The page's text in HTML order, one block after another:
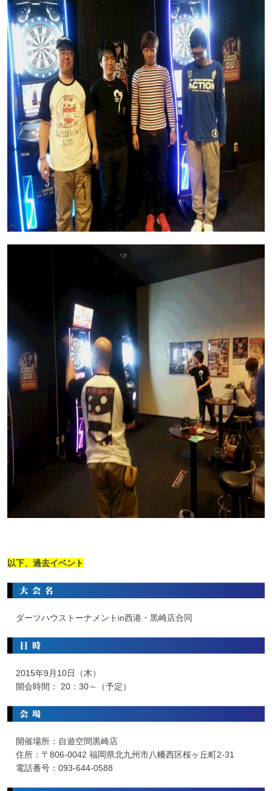
以下、過去イベント
ダーツハウストーナメントin西港・黒崎店合同
2015年9月10日（木）
開会時間： 20：30～（予定）
開催場所：自遊空間黒崎店
住所：〒806-0042 福岡県北九州市八幡西区桜ヶ丘町2-31
電話番号：093-644-0588